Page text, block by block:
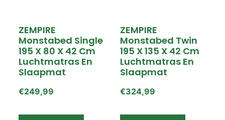
ZEMPIRE
Monstabed Single
195 X 80 X 42 Cm
Luchtmatras En
Slaapmat
€249,99
ZEMPIRE
Monstabed Twin
195 X 135 X 42 Cm
Luchtmatras En
Slaapmat
€324,99